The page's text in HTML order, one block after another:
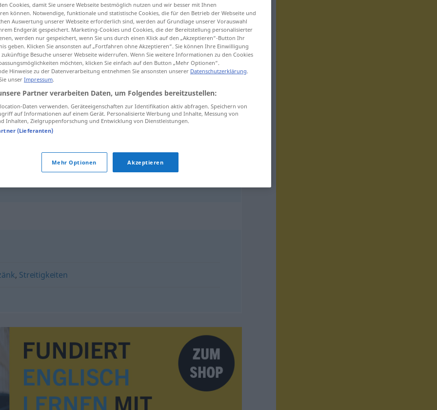
, Streitigkeiten
Cookies, damit Sie unsere Webseite bestmöglich nutzen und wir besser mit Ihnen
können. Notwendige, funktionale und statistische Cookies, die für den Betrieb der Webseite und
Auswertung unserer Webseite erforderlich sind, werden auf Grundlage unserer Vorauswahl
Endgerät gespeichert. Marketing-Cookies und Cookies, die der Bereitstellung personalisierter
werden nur gespeichert, wenn Sie uns durch einen Klick auf den „Akzeptieren“-Button Ihr
geben. Klicken Sie ansonsten auf „Fortfahren ohne Akzeptieren“. Sie können Ihre Einwilligung
Besuche unserer Webseite widerrufen. Wenn Sie weitere Informationen zu den Cookies
möchten, klicken Sie einfach auf den Button „Mehr Optionen“.
Hinweise zu der Datenverarbeitung entnehmen Sie ansonsten unserer Datenschutzerklärung.
unser Impressum.
Partner verarbeiten Daten, um Folgendes bereitzustellen:
Daten verwenden. Geräteeigenschaften zur Identifikation aktiv abfragen. Speichern von
auf Informationen auf einem Gerät. Personalisierte Werbung und Inhalte, Messung von
Inhalten, Zielgruppenforschung und Entwicklung von Dienstleistungen.
(Lieferanten)
Mehr Optionen Akzeptieren